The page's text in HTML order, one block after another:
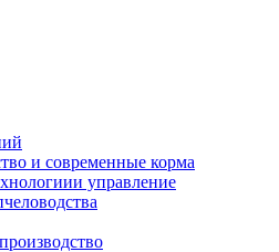
и современные корма
управление